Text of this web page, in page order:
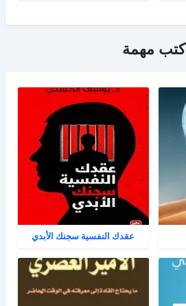
كتب مهمة
عقدك النفسية سجنك الأبدي